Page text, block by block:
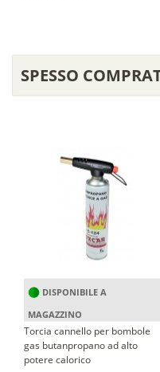
SPESSO
DISPONIBILE A
MAGAZZINO
Torcia cannello per bombole
gas butanpropano ad alto
potere calorico